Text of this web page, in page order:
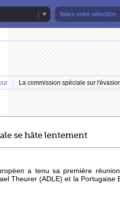
faites votre sélection
>
La commission spéciale sur
se hâte lentement
a tenu sa première
Theurer (ADLE) et la